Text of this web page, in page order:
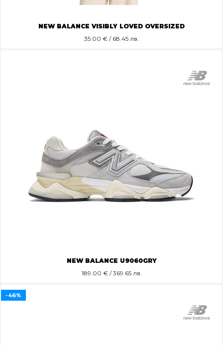
NEW BALANCE VISIBLY LOVED OVERSIZED
35.00 € / 68.45 лв.
NEW BALANCE U9060GRY
189.00 € / 369.65 лв.
-46%